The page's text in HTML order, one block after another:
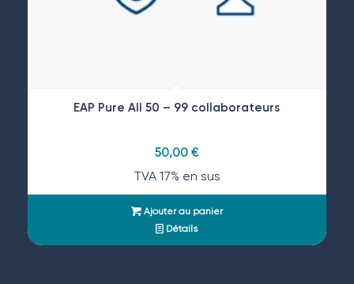
EAP Pure All 50 – 99 collaborateurs
50,00€
TVA 17% en sus
Ajouter au panier
Détails